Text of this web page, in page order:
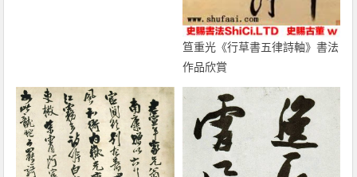
笪重光《行草書五律詩軸》書法
作品欣賞